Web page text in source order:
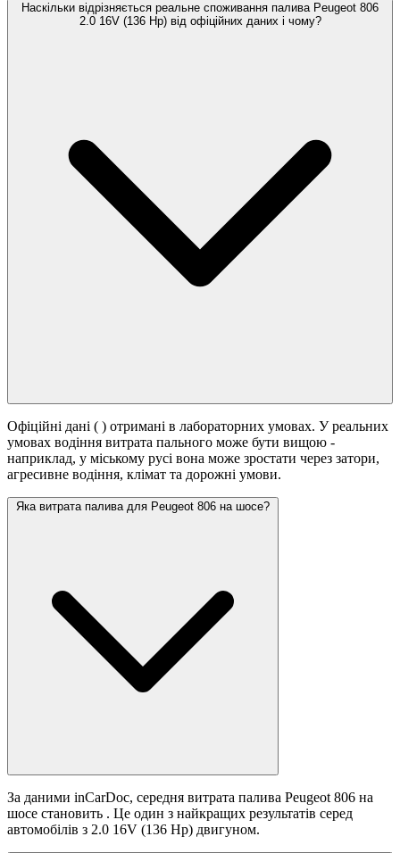
Наскільки відрізняється реальне споживання палива Peugeot 806
2.0 16V (136 Hp) від офіційних даних і чому?
Офіційні дані ( ) отримані в лабораторних умовах. У реальних
умовах водіння витрата пального може бути вищою -
наприклад, у міському русі вона може зростати через затори,
агресивне водіння, клімат та дорожні умови.
Яка витрата палива для Peugeot 806 на шосе?
За даними inCarDoc, середня витрата палива Peugeot 806 на
шосе становить . Це один з найкращих результатів серед
автомобілів з 2.0 16V (136 Hp) двигуном.